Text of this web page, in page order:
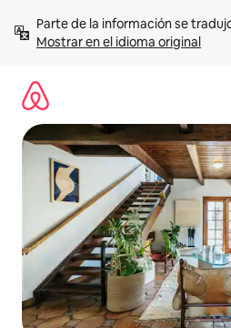
contenidoMostrar en el idioma original